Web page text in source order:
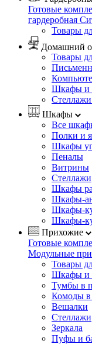
Готовые
гардеробная
Товары
Домашний
Товары
Шкафы и
Шкафы
Все
Полки и
Шкафы
Пеналы
Витрины
Стеллажи
Шкафы
Шкафы-
Шкафы-
Шкафы-
Прихожие
Готовые
Модульные
Товары
Шкафы и
Тумбы в
Комоды
Вешалки
Стеллажи
Зеркала
Пуфы и